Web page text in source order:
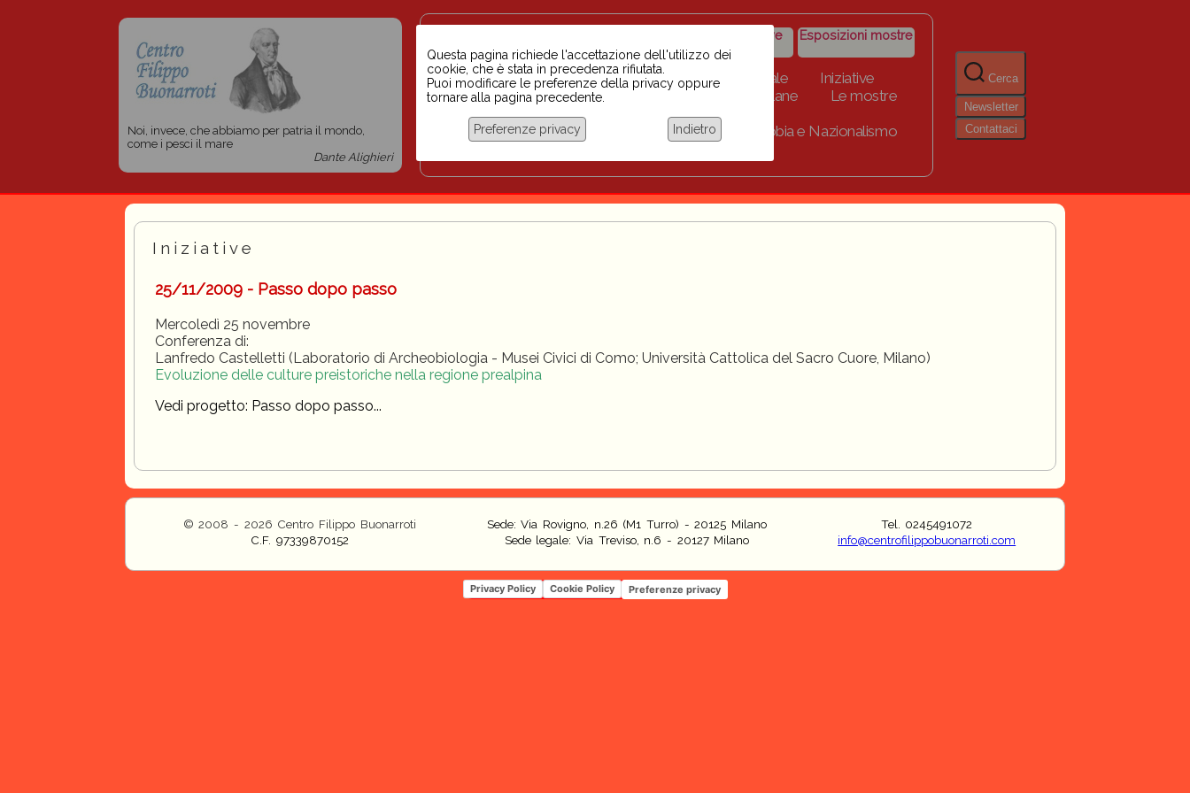
Noi, invece, che abbiamo per patria il mondo,
come i pesci il mare
Dante Alighieri
razzismo
iniziative
Storico iniziative Esposizioni mostre
Home Scuola BINARI Biblioteca digitale
Iniziative
Progetti per le scuole 2023-2024
Link Collane
Le mostre
Chi siamo
Coordinamento Docenti contro Razzismo, Xenofobia e Nazionalismo
Cerca
Newsletter
Contattaci
Questa pagina richiede l'accettazione dell'utilizzo dei
cookie, che è stata in precedenza rifiutata.
Puoi modificare le preferenze della privacy oppure
tornare alla pagina precedente.
Preferenze privacy Indietro
Iniziative
25/11/2009 - Passo dopo passo
Mercoledì 25 novembre
Conferenza di:
Lanfredo Castelletti (Laboratorio di Archeobiologia - Musei Civici di Como; Università Cattolica del Sacro Cuore, Milano)
Evoluzione delle culture preistoriche nella regione prealpina
Vedi progetto: Passo dopo passo...
© 2008 - 2026 Centro Filippo Buonarroti
C.F. 97339870152
Sede: Via Rovigno, n.26 (M1 Turro) - 20125 Milano
Sede legale: Via Treviso, n.6 - 20127 Milano
Tel. 0245491072
info@centrofilippobuonarroti.com
Privacy Policy Cookie Policy Preferenze privacy